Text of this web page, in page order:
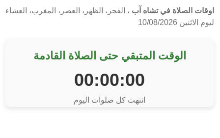
اوقات الصلاة في تشاه آب ، الفجر، الظهر، العصر، المغرب، العشاء
ليوم الاثنين 10/08/2026
الوقت المتبقي حتى الصلاة القادمة
00:00:00
انتهت كل صلوات اليوم